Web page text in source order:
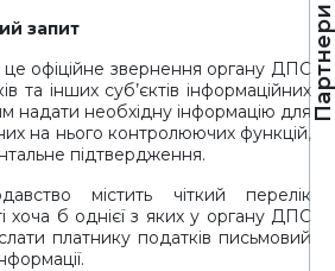
Партнери
запит
офіційне звернення органу ДПС
та інших суб’єктів інформаційних
надати необхідну інформацію для
на нього контролюючих функцій,
підтвердження.
містить чіткий перелік
хоча б однієї з яких у органу ДПС
платнику податків письмовий